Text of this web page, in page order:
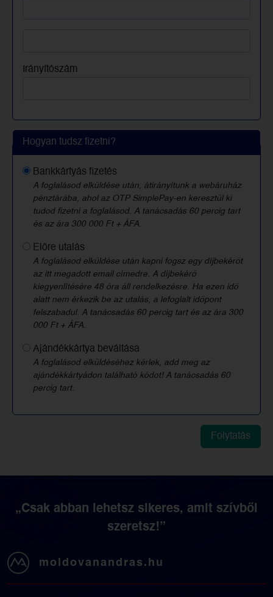
Irányítószám
Hogyan tudsz fizetni?
Bankkártyás fizetés
A foglalásod elküldése után, átirányítunk a webáruház
pénztárába, ahol az OTP SimplePay-en keresztül ki
tudod fizetni a foglalásod. A tanácsadás 60 percig tart
és az ára 300 000 Ft + ÁFA.
Előre utalás
A foglalásod elküldése után kapni fogsz egy díjbekérőt
az itt megadott email címedre. A díjbekérő
kiegyenlítésére 48 óra áll rendelkezésre. Ha ezen idő
alatt nem érkezik be az utalás, a lefoglalt időpont
felszabadul. A tanácsadás 60 percig tart és az ára 300
000 Ft + ÁFA.
Ajándékkártya beváltása
A foglalásod elküldéséhez kérlek, add meg az
ajándékkártyádon található kódot! A tanácsadás 60
percig tart.
moldovanandras.hu
„Csak abban lehetsz sikeres, amit szívből
szeretsz!”